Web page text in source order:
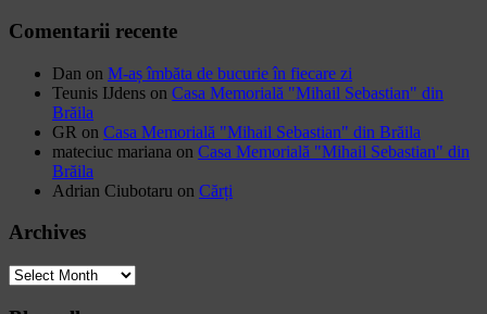
Comentarii recente
Dan on M-aș îmbăta de bucurie în fiecare zi
Teunis IJdens on Casa Memorială "Mihail Sebastian" din
Brăila
GR on Casa Memorială "Mihail Sebastian" din Brăila
mateciuc mariana on Casa Memorială "Mihail Sebastian" din
Brăila
Adrian Ciubotaru on Cărți
Archives
Archives